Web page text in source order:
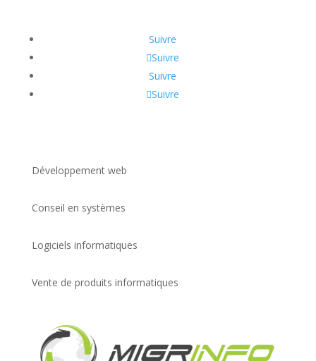
Suivre
Suivre
Suivre
Suivre
Développement web
Conseil en systèmes
Logiciels informatiques
Vente de produits informatiques